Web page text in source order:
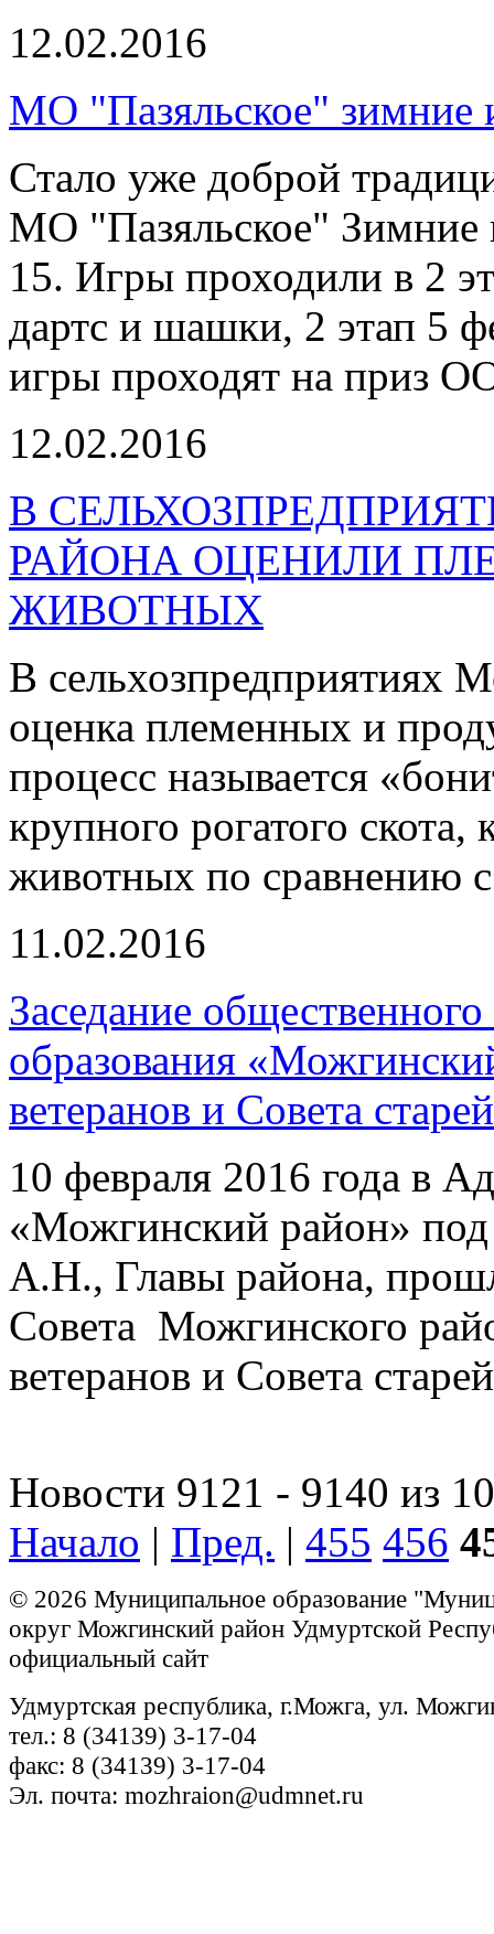
12.02.2016
МО "Пазяльское" зимние
Стало уже доброй
МО "Пазяльское" Зимние
15. Игры проходили в 2
дартс и шашки, 2 этап 5
игры проходят на приз
12.02.2016
В
РАЙОНА ОЦЕНИЛИ
ЖИВОТНЫХ
В сельхозпредприятиях
оценка племенных и
процесс называется
крупного рогатого
животных по сравнению
11.02.2016
Заседание
образования
ветеранов и Совета
10 февраля 2016 года в
«Можгинский район»
А.Н., Главы района,
Совета Можгинского
ветеранов и Совета
Новости 9121 - 9140 из
Начало | Пред. | 455 456
© 2026 Муниципальное образование
округ Можгинский район Удмуртской
официальный сайт
Удмуртская республика, г.Можга, ул.
тел.: 8 (34139) 3-17-04
факс: 8 (34139) 3-17-04
Эл. почта: mozhraion@udmnet.ru